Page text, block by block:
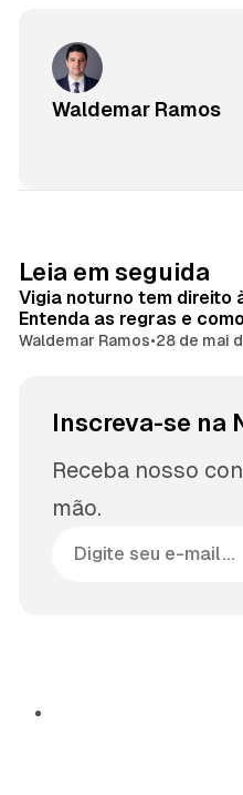
Waldemar Ramos
Leia em seguida
Vigia noturno tem direito
Entenda as regras e
Waldemar Ramos•28 de mai
Inscreva-se na
Receba nosso
mão.